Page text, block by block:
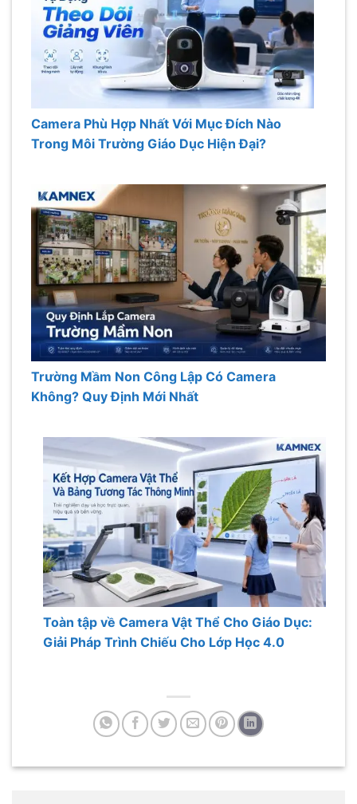
Camera Phù Hợp Nhất Với Mục Đích Nào
Trong Môi Trường Giáo Dục Hiện Đại?
Trường Mầm Non Công Lập Có Camera
Không? Quy Định Mới Nhất
Toàn tập về Camera Vật Thể Cho Giáo Dục:
Giải Pháp Trình Chiếu Cho Lớp Học 4.0